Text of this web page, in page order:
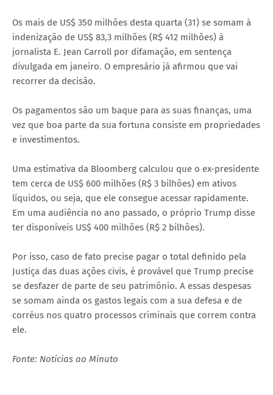
Os mais de US$ 350 milhões desta quarta (31) se somam à
indenização de US$ 83,3 milhões (R$ 412 milhões) à
jornalista E. Jean Carroll por difamação, em sentença
divulgada em janeiro. O empresário já afirmou que vai
recorrer da decisão.
Os pagamentos são um baque para as suas finanças, uma
vez que boa parte da sua fortuna consiste em propriedades
e investimentos.
Uma estimativa da Bloomberg calculou que o ex-presidente
tem cerca de US$ 600 milhões (R$ 3 bilhões) em ativos
líquidos, ou seja, que ele consegue acessar rapidamente.
Em uma audiência no ano passado, o próprio Trump disse
ter disponíveis US$ 400 milhões (R$ 2 bilhões).
Por isso, caso de fato precise pagar o total definido pela
Justiça das duas ações civis, é provável que Trump precise
se desfazer de parte de seu patrimônio. A essas despesas
se somam ainda os gastos legais com a sua defesa e de
corréus nos quatro processos criminais que correm contra
ele.
Fonte: Notícias ao Minuto